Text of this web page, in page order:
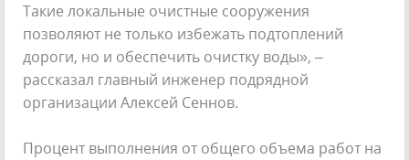
Такие локальные очистные сооружения
позволяют не только избежать подтоплений
дороги, но и обеспечить очистку воды», –
рассказал главный инженер подрядной
организации Алексей Сеннов.
Процент выполнения от общего объема работ на